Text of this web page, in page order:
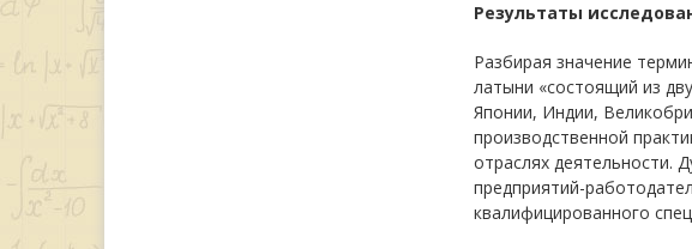
Результаты
Разбирая значение
латыни «состоящий из
Японии, Индии,
производственной
отраслях деятельности.
предприятий-
квалифицированного